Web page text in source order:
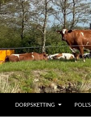
DORPSKETTING POLL’S